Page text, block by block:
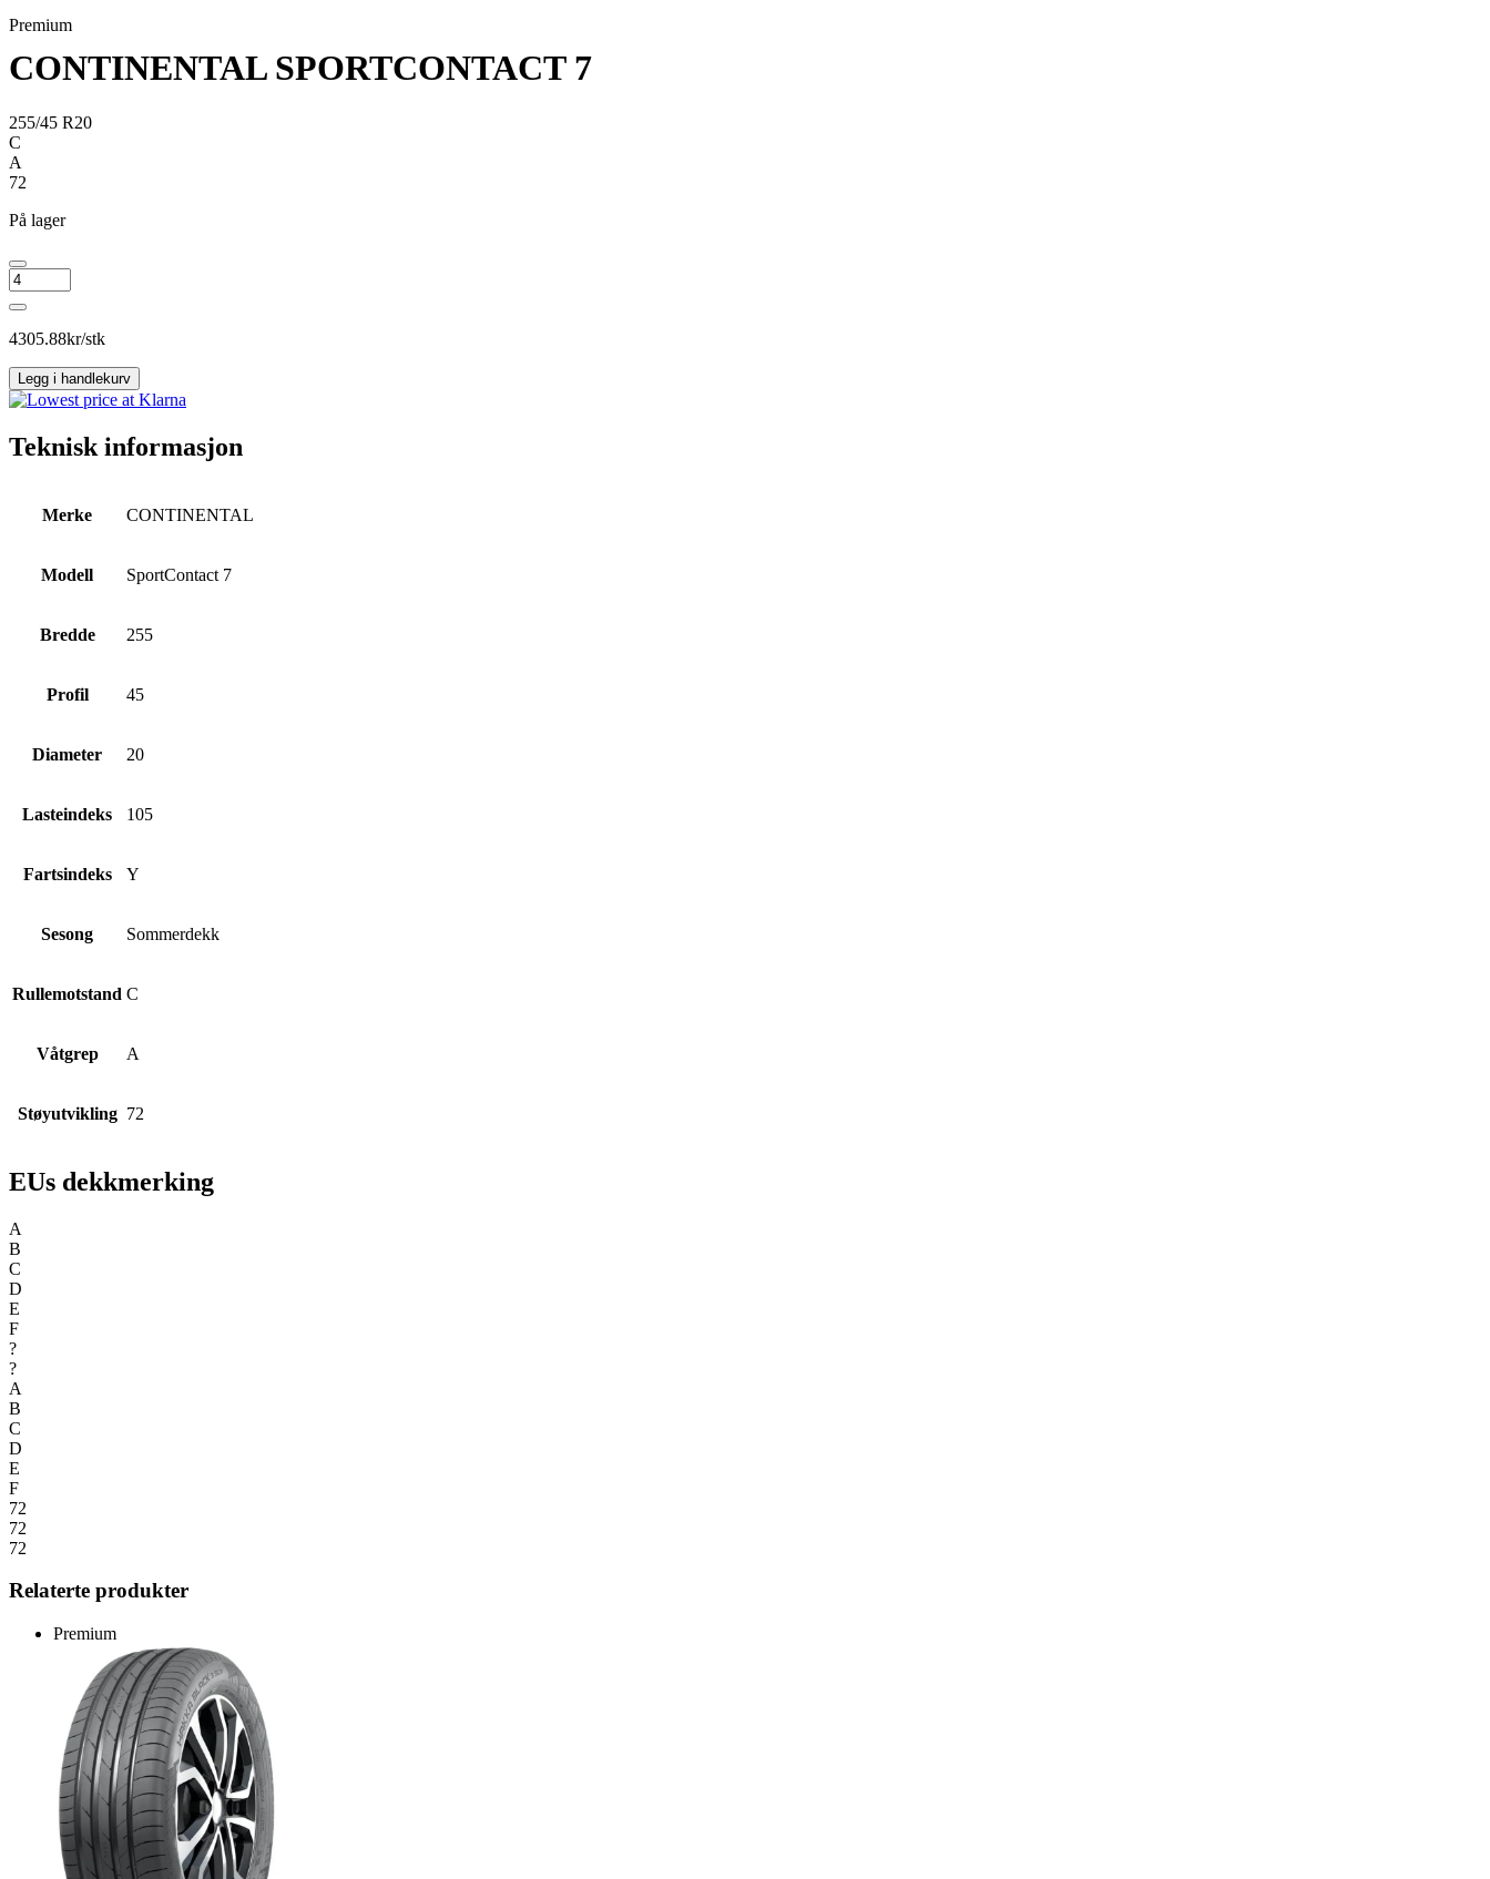
Premium
CONTINENTAL SPORTCONTACT 7
255/45 R20
C
A
72
På lager
CONTINENTAL
SPORTCONTACT
7
antall
4305.88kr/stk
Legg i handlekurv
Teknisk informasjon
Merke CONTINENTAL
Modell SportContact 7
Bredde 255
Profil 45
Diameter 20
Lasteindeks 105
Fartsindeks Y
Sesong Sommerdekk
Rullemotstand C
Våtgrep A
Støyutvikling 72
EUs dekkmerking
A
B
C
D
E
F
?
?
A
B
C
D
E
F
72
72
72
Relaterte produkter
Premium